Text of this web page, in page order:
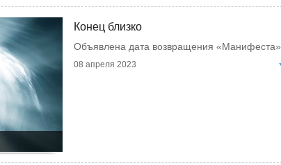
Конец близко
Объявлена дата возвращения «Манифеста»
08 апреля 2023